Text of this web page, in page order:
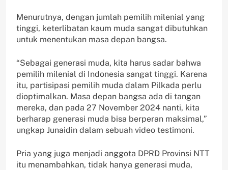
Menurutnya, dengan jumlah pemilih milenial yang
tinggi, keterlibatan kaum muda sangat dibutuhkan
untuk menentukan masa depan bangsa.
“Sebagai generasi muda, kita harus sadar bahwa
pemilih milenial di Indonesia sangat tinggi. Karena
itu, partisipasi pemilih muda dalam Pilkada perlu
dioptimalkan. Masa depan bangsa ada di tangan
mereka, dan pada 27 November 2024 nanti, kita
berharap generasi muda bisa berperan maksimal,”
ungkap Junaidin dalam sebuah video testimoni.
Pria yang juga menjadi anggota DPRD Provinsi NTT
itu menambahkan, tidak hanya generasi muda,